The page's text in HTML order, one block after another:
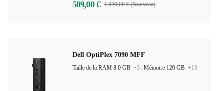
509,00 € 1 029,00 € (Nouveau)
Dell OptiPlex 7090 MFF
Taille de la RAM 8.0 GB +3 Mémoire 120 GB +13